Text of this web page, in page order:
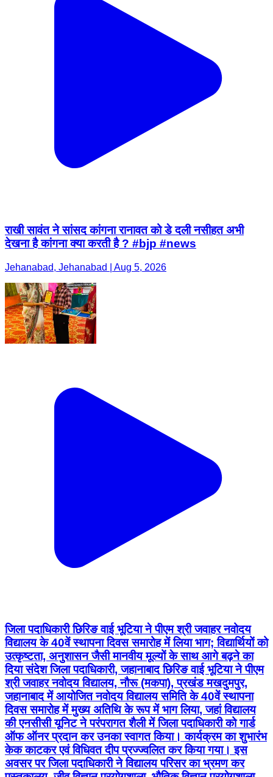
राखी सावंत ने सांसद कांगना रानावत को डे दली नसीहत अभी
देखना है कांगना क्या करती है ? #bjp #news
Jehanabad, Jehanabad | Aug 5, 2026
जिला पदाधिकारी छिरिङ वाई भूटिया ने पीएम श्री जवाहर नवोदय
विद्यालय के 40वें स्थापना दिवस समारोह में लिया भाग; विद्यार्थियों को
उत्कृष्टता, अनुशासन जैसी मानवीय मूल्यों के साथ आगे बढ़ने का
दिया संदेश जिला पदाधिकारी, जहानाबाद छिरिङ वाई भूटिया ने पीएम
श्री जवाहर नवोदय विद्यालय, नौरू (मकपा), प्रखंड मखदुमपुर,
जहानाबाद में आयोजित नवोदय विद्यालय समिति के 40वें स्थापना
दिवस समारोह में मुख्य अतिथि के रूप में भाग लिया, जहां विद्यालय
की एनसीसी यूनिट ने परंपरागत शैली में जिला पदाधिकारी को गार्ड
ऑफ ऑनर प्रदान कर उनका स्वागत किया। कार्यक्रम का शुभारंभ
केक काटकर एवं विधिवत दीप प्रज्ज्वलित कर किया गया। इस
अवसर पर जिला पदाधिकारी ने विद्यालय परिसर का भ्रमण कर